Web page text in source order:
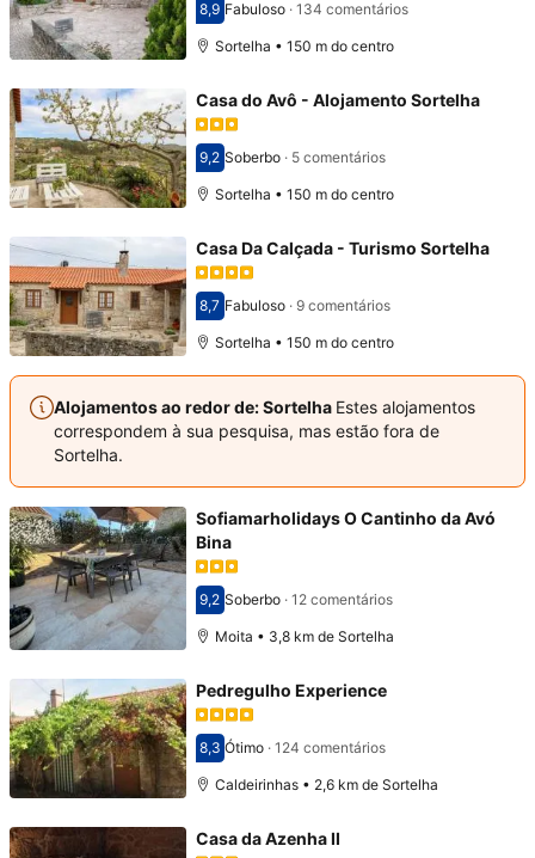
Pontuado com 8,9
8,9 Fabuloso· 134 comentários
Sortelha • 150 m do centro
Casa do Avô - Alojamento Sortelha
Pontuado com 9,2
9,2 Soberbo· 5 comentários
Sortelha • 150 m do centro
Casa Da Calçada - Turismo Sortelha
Pontuado com 8,7
8,7 Fabuloso· 9 comentários
Sortelha • 150 m do centro
Alojamentos ao redor de: Sortelha Estes alojamentos
correspondem à sua pesquisa, mas estão fora de
Sortelha.
Sofiamarholidays O Cantinho da Avó
Bina
Pontuado com 9,2
9,2 Soberbo· 12 comentários
Moita • 3,8 km de Sortelha
Pedregulho Experience
Pontuado com 8,3
8,3 Ótimo· 124 comentários
Caldeirinhas • 2,6 km de Sortelha
Casa da Azenha II